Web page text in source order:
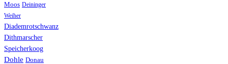
Moos Deininger
Weiher
Diademrotschwanz
Dithmarscher
Speicherkoog
Dohle Donau